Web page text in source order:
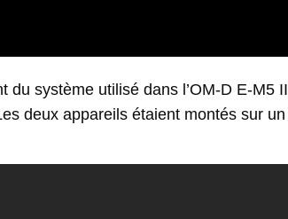
du système utilisé dans l’OM-D E-M5 II
deux appareils étaient montés sur un